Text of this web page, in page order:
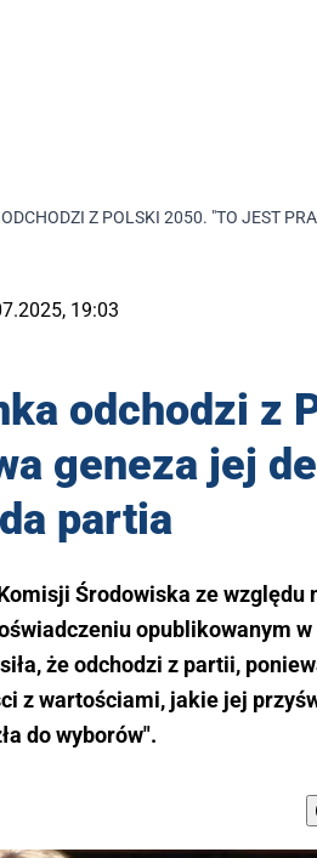
Z POLSKI 2050. "TO JEST
19:03
odchodzi z
geneza jej
partia
Środowiska ze względu
opublikowanym
że odchodzi z partii,
z wartościami, jakie jej
do wyborów".